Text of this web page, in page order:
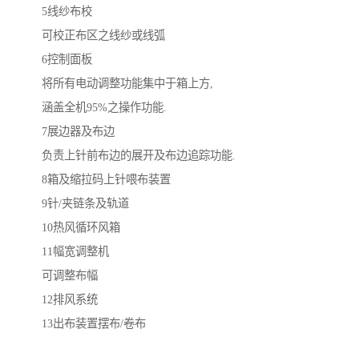
5线纱布校
可校正布区之线纱或线弧
6控制面板
将所有电动调整功能集中于箱上方,
涵盖全机95%之操作功能.
7展边器及布边
负责上针前布边的展开及布边追踪功能.
8箱及缩拉码上针喂布装置
9针/夹链条及轨道
10热风循环风箱
11幅宽调整机
可调整布幅
12排风系统
13出布装置摆布/卷布